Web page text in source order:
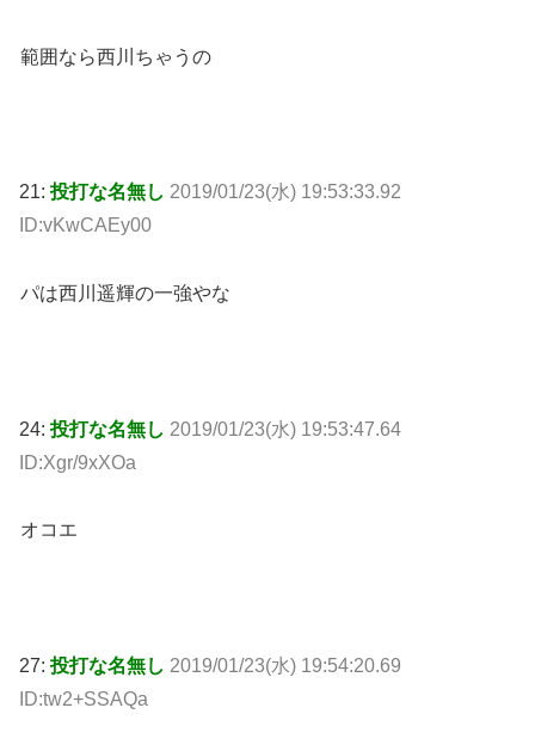
範囲なら西川ちゃうの
21:投打な名無し 2019/01/23(水) 19:53:33.92
ID:vKwCAEy00
パは西川遥輝の一強やな
24:投打な名無し 2019/01/23(水) 19:53:47.64
ID:Xgr/9xXOa
オコエ
27:投打な名無し 2019/01/23(水) 19:54:20.69
ID:tw2+SSAQa